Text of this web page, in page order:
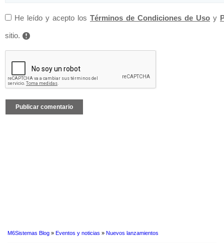
He leído y acepto los Términos de Condiciones de Uso y
sitio.
M6Sistemas Blog » Eventos y noticias » Nuevos lanzamientos